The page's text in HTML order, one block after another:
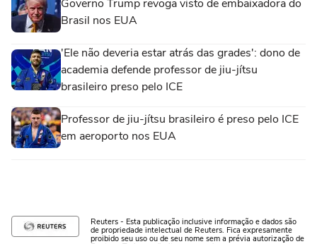
Governo Trump revoga visto de embaixadora do
Brasil nos EUA
'Ele não deveria estar atrás das grades': dono de
academia defende professor de jiu-jítsu
brasileiro preso pelo ICE
Professor de jiu-jítsu brasileiro é preso pelo ICE
em aeroporto nos EUA
Reuters - Esta publicação inclusive informação e dados são
de propriedade intelectual de Reuters. Fica expresamente
proibido seu uso ou de seu nome sem a prévia autorização de